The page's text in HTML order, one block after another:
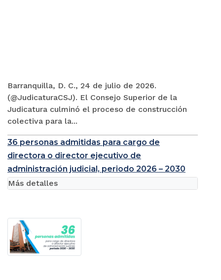
Barranquilla, D. C., 24 de julio de 2026.
(@JudicaturaCSJ). El Consejo Superior de la
Judicatura culminó el proceso de construcción
colectiva para la...
36 personas admitidas para cargo de
directora o director ejecutivo de
administración judicial, periodo 2026 – 2030
Más detalles